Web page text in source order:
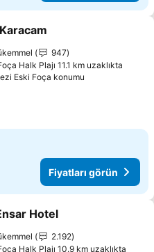
ekle
947
Halk Plajı 11.1 km uzaklıkta
Eski Foça konumu
Fiyatları görün
ekle
Hotel
2.192
Halk Plajı 10.9 km uzaklıkta